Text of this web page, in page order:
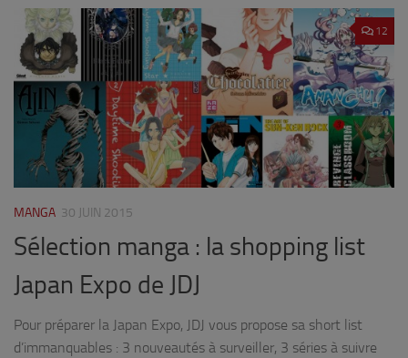
12
MANGA 30 JUIN 2015
Sélection manga : la shopping list
Japan Expo de JDJ
Pour préparer la Japan Expo, JDJ vous propose sa short list
d’immanquables : 3 nouveautés à surveiller, 3 séries à suivre